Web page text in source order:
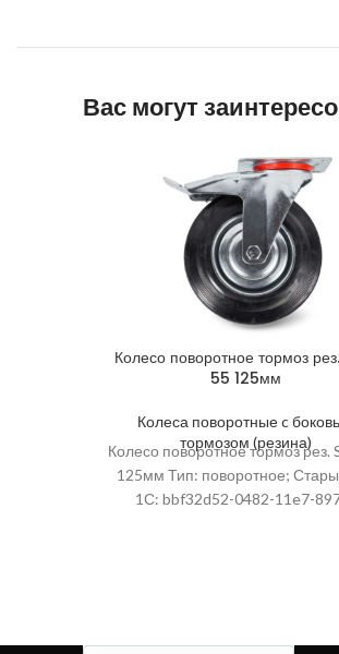
Вас могут
Колесо поворотное тормоз
55 125мм
Колеса поворотные c
тормозом (резина)
Колесо поворотное тормоз рез.
125мм Тип: поворотное;
1С: bbf32d52-0482-11e7-